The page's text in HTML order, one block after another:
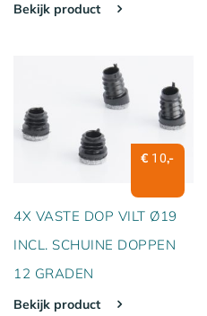
Bekijk product
€ 10,-
4X VASTE DOP VILT Ø19
INCL. SCHUINE DOPPEN
12 GRADEN
Bekijk product